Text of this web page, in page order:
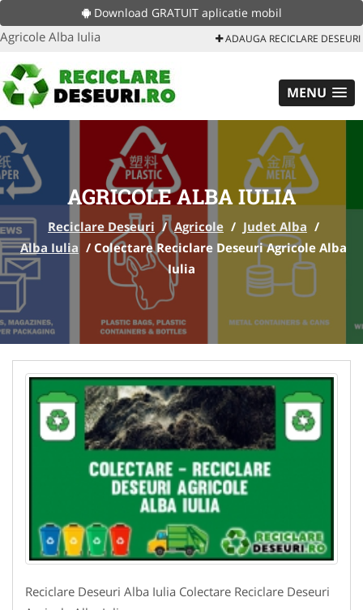
Download GRATUIT aplicatie mobil
Agricole Alba Iulia ADAUGA RECICLARE DESEURI
MENU
AGRICOLE ALBA IULIA
Reciclare Deseuri / Agricole / Judet Alba /
Alba Iulia / Colectare Reciclare Deseuri Agricole Alba
Iulia
Reciclare Deseuri Alba Iulia Colectare Reciclare Deseuri